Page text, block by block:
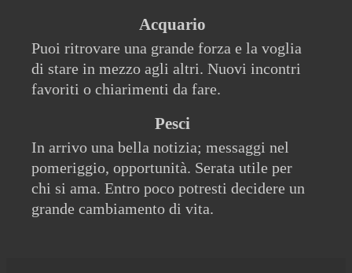
Acquario
Puoi ritrovare una grande forza e la voglia
di stare in mezzo agli altri. Nuovi incontri
favoriti o chiarimenti da fare.
Pesci
In arrivo una bella notizia; messaggi nel
pomeriggio, opportunità. Serata utile per
chi si ama. Entro poco potresti decidere un
grande cambiamento di vita.